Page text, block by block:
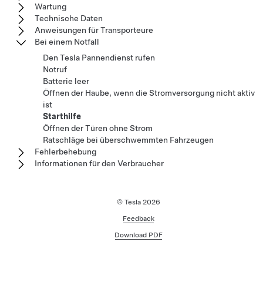
Wartung
Technische Daten
Anweisungen für Transporteure
Bei einem Notfall
Den Tesla Pannendienst rufen
Notruf
Batterie leer
Öffnen der Haube, wenn die Stromversorgung nicht aktiv
ist
Starthilfe
Öffnen der Türen ohne Strom
Ratschläge bei überschwemmten Fahrzeugen
Fehlerbehebung
Informationen für den Verbraucher
© Tesla 2026
Feedback
Download PDF